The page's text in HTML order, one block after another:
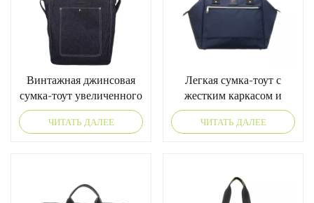
Винтажная джинсовая
сумка-тоут увеличенного
размера
ЧИТАТЬ ДАЛЕЕ
Легкая сумка-тоут с
жестким каркасом и
возможностью
расширения объема.
ЧИТАТЬ ДАЛЕЕ